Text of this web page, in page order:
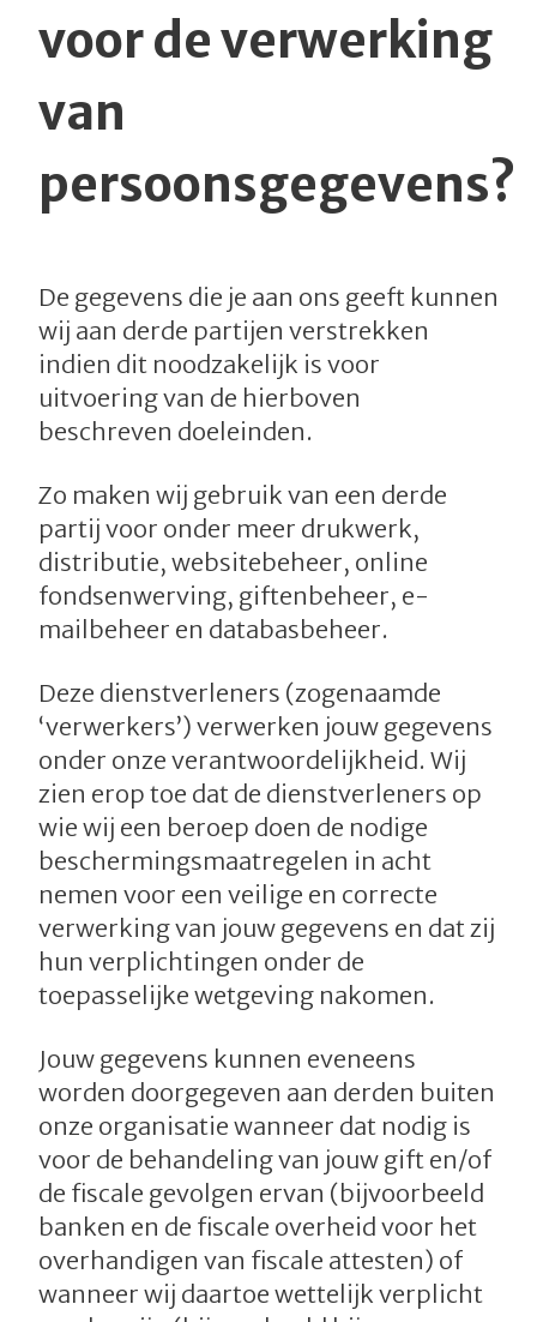
voor de verwerking
van
persoonsgegevens?
De gegevens die je aan ons geeft kunnen
wij aan derde partijen verstrekken
indien dit noodzakelijk is voor
uitvoering van de hierboven
beschreven doeleinden.
Zo maken wij gebruik van een derde
partij voor onder meer drukwerk,
distributie, websitebeheer, online
fondsenwerving, giftenbeheer, e-
mailbeheer en databasbeheer.
Deze dienstverleners (zogenaamde
‘verwerkers’) verwerken jouw gegevens
onder onze verantwoordelijkheid. Wij
zien erop toe dat de dienstverleners op
wie wij een beroep doen de nodige
beschermingsmaatregelen in acht
nemen voor een veilige en correcte
verwerking van jouw gegevens en dat zij
hun verplichtingen onder de
toepasselijke wetgeving nakomen.
Jouw gegevens kunnen eveneens
worden doorgegeven aan derden buiten
onze organisatie wanneer dat nodig is
voor de behandeling van jouw gift en/of
de fiscale gevolgen ervan (bijvoorbeeld
banken en de fiscale overheid voor het
overhandigen van fiscale attesten) of
wanneer wij daartoe wettelijk verplicht